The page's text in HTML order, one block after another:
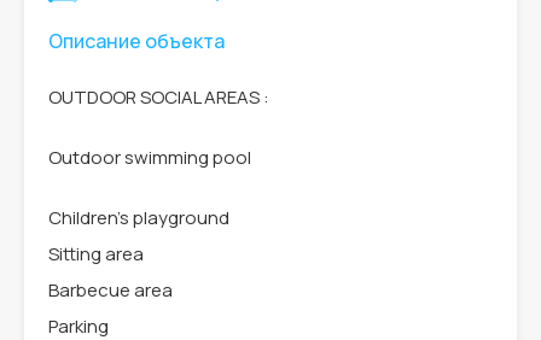
Описание объекта
OUTDOOR SOCIAL AREAS :
Outdoor swimming pool
Children’s playground
Sitting area
Barbecue area
Parking